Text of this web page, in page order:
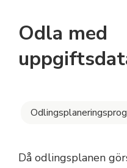
Odla med
Då odlingsplanen